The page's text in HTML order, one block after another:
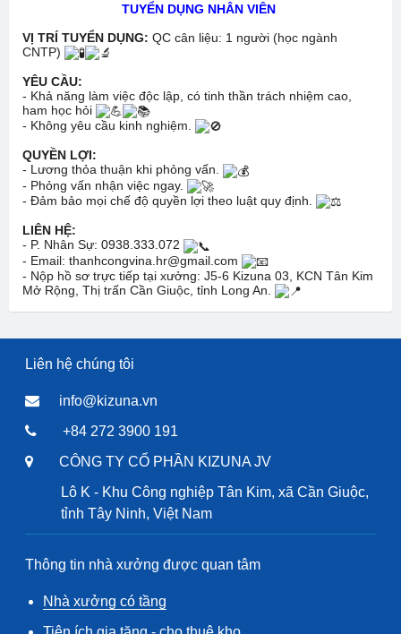
TUYỂN DỤNG NHÂN VIÊN
VỊ TRÍ TUYỂN DỤNG: QC cân liệu: 1 người (học ngành
CNTP)
YÊU CẦU:
- Khả năng làm việc độc lập, có tinh thần trách nhiệm cao,
ham học hỏi
- Không yêu cầu kinh nghiệm.
QUYỀN LỢI:
- Lương thỏa thuận khi phỏng vấn.
- Phỏng vấn nhận việc ngay.
- Đảm bảo mọi chế độ quyền lợi theo luật quy định.
LIÊN HỆ:
- P. Nhân Sự: 0938.333.072
- Email: thanhcongvina.hr@gmail.com
- Nộp hồ sơ trực tiếp tại xưởng: J5-6 Kizuna 03, KCN Tân Kim
Mở Rộng, Thị trấn Cần Giuộc, tỉnh Long An.
Liên hệ chúng tôi
info@kizuna.vn
+84 272 3900 191
CÔNG TY CỔ PHẦN KIZUNA JV
Lô K - Khu Công nghiệp Tân Kim, xã Cần Giuộc,
tỉnh Tây Ninh, Việt Nam
Thông tin nhà xưởng được quan tâm
Nhà xưởng có tầng